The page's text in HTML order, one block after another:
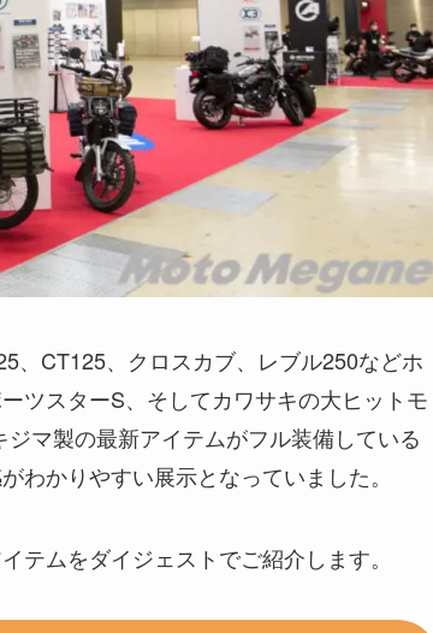
、CT125、クロスカブ、レブル250などホ
ツスターS、そしてカワサキの大ヒットモ
マ製の最新アイテムがフル装備している
わかりやすい展示となっていました。
テムをダイジェストでご紹介します。